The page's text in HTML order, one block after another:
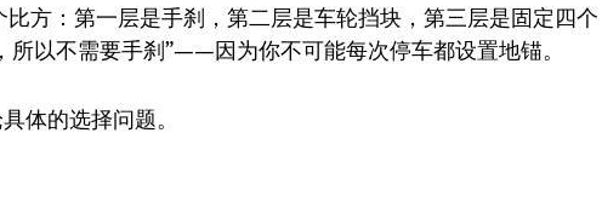
方：第一层是手刹，第二层是车轮挡块，第三层是固定四个
以不需要手刹”——因为你不可能每次停车都设置地锚。
体的选择问题。